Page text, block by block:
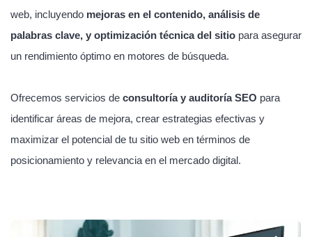
web, incluyendo mejoras en el contenido, análisis de
palabras clave, y optimización técnica del sitio para asegurar
un rendimiento óptimo en motores de búsqueda.
Ofrecemos servicios de consultoría y auditoría SEO para
identificar áreas de mejora, crear estrategias efectivas y
maximizar el potencial de tu sitio web en términos de
posicionamiento y relevancia en el mercado digital.